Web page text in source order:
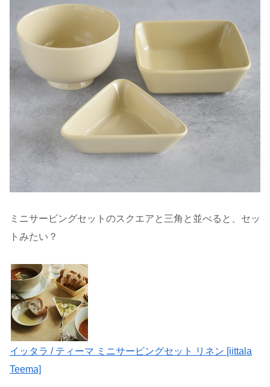
ミニサービングセットのスクエアと三角と並べると、セッ
トみたい？
イッタラ / ティーマ ミニサービングセット リネン [iittala
Teema]